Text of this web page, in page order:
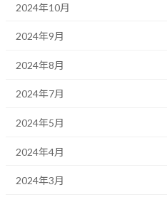
2024年10月
2024年9月
2024年8月
2024年7月
2024年5月
2024年4月
2024年3月